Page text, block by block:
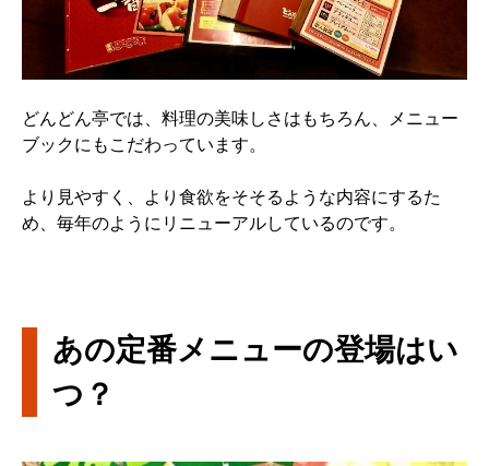
どんどん亭では、料理の美味しさはもちろん、メニュー
ブックにもこだわっています。
より見やすく、より食欲をそそるような内容にするた
め、毎年のようにリニューアルしているのです。
あの定番メニューの登場はい
つ？